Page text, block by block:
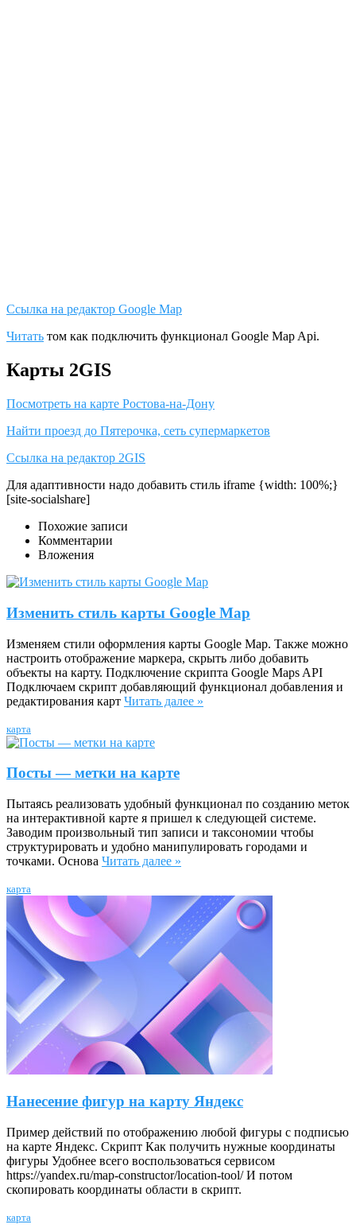
Ссылка на редактор Google Map
Читать том как подключить функционал Google Map Api.
Карты 2GIS
Посмотреть на карте Ростова-на-Дону
Найти проезд до Пятерочка, сеть супермаркетов
Ссылка на редактор 2GIS
Для адаптивности надо добавить стиль iframe {width: 100%;}
[site-socialshare]
Похожие записи
Комментарии
Вложения
Изменить стиль карты Google Map
Изменяем стили оформления карты Google Map. Также можно
настроить отображение маркера, скрыть либо добавить
объекты на карту. Подключение скрипта Google Maps API
Подключаем скрипт добавляющий функционал добавления и
редактирования карт Читать далее »
карта
Посты — метки на карте
Пытаясь реализовать удобный функционал по созданию меток
на интерактивной карте я пришел к следующей системе.
Заводим произвольный тип записи и таксономии чтобы
структурировать и удобно манипулировать городами и
точками. Основа Читать далее »
карта
Нанесение фигур на карту Яндекс
Пример действий по отображению любой фигуры с подписью
на карте Яндекс. Скрипт Как получить нужные координаты
фигуры Удобнее всего воспользоваться сервисом
https://yandex.ru/map-constructor/location-tool/ И потом
скопировать координаты области в скрипт.
карта